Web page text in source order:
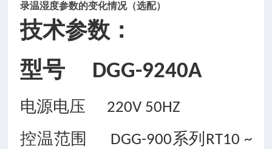
录温湿度参数的变化情况（选配）
技术参数：
型号
DGG-9240A
电源电压 220V 50HZ
控温范围 DGG-900系列 RT10 ~